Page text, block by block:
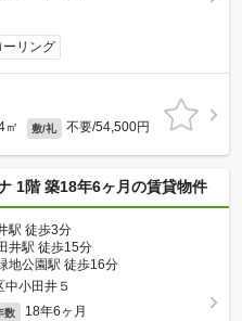
ーリング
㎡ 敷/礼 不要/54,500円
1階 築18年6ヶ月の賃貸物件
駅 徒歩3分
井駅 徒歩15分
地公園駅 徒歩16分
小田井５
数 18年6ヶ月